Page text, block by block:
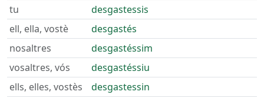
tu
desgastessis
ell, ella, vostè
desgastés
nosaltres
desgastéssim
vosaltres, vós
desgastéssiu
ells, elles, vostès
desgastessin